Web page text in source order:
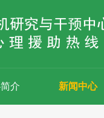
介 新闻中心